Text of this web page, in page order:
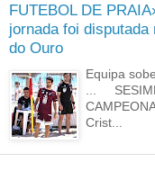
FUTEBOL DE
jornada foi disputada
do Ouro
Equipa
...
Crist...